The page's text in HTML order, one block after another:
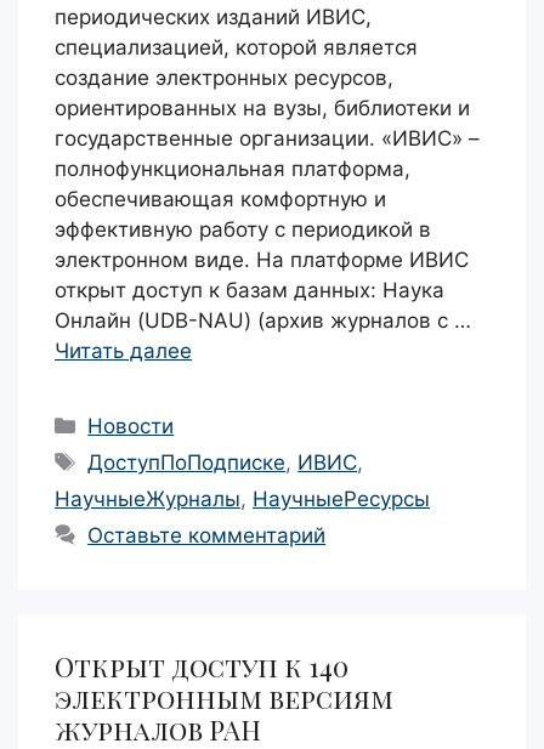
периодических изданий ИВИС,
специализацией, которой является
создание электронных ресурсов,
ориентированных на вузы, библиотеки и
государственные организации. «ИВИС» –
полнофункциональная платформа,
обеспечивающая комфортную и
эффективную работу с периодикой в
электронном виде. На платформе ИВИС
открыт доступ к базам данных: Наука
Онлайн (UDB-NAU) (архив журналов с …
Читать далее
Рубрики
Новости
Метки
ДоступПоПодписке, ИВИС,
НаучныеЖурналы, НаучныеРесурсы
Оставьте комментарий
Открыт доступ к 140
электронным версиям
журналов РАН